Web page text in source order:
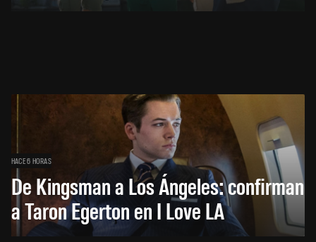
HACE 6 HORAS
De Kingsman a Los Ángeles: confirman
a Taron Egerton en I Love LA